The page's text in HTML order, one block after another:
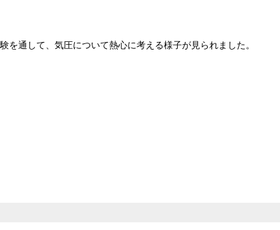
を通して、気圧について熱心に考える様子が見られました。